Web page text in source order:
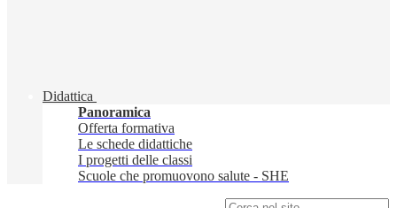
Didattica
Panoramica
Offerta formativa
Le schede didattiche
I progetti delle classi
Scuole che promuovono salute - SHE